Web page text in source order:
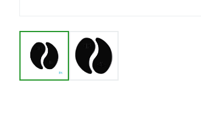
View larger imageView larger image